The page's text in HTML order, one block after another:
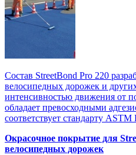
Состав StreetBond Pro 220
велосипедных дорожек и
интенсивностью движения от
обладает превосходными
соответствует стандарту
Окрасочное покрытие для
велосипедных дорожек